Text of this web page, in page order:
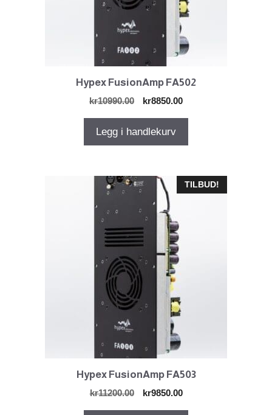
Hypex FusionAmp FA502
kr10990.00
Opprinnelig
var:
kr10990.00.
kr8850.00Nåværende
Legg i handlekurv
TILBUD!
Hypex FusionAmp FA503
kr11200.00
Opprinnelig
kr9850.00Nåværende